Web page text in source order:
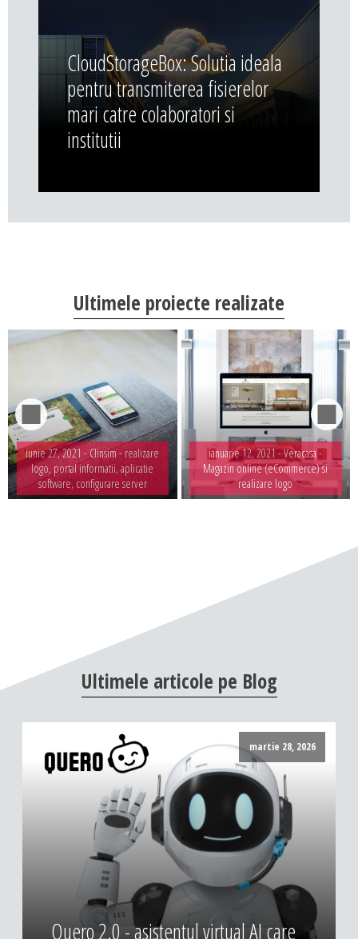
CloudStorageBox: Solutia ideala
pentru transmiterea fisierelor
mari catre colaboratori si
institutii
Ultimele proiecte realizate
iunie 27, 2021 - Clinsim - realizare
logo, portal informatii, aplicatie
software, configurare server
ianuarie 12, 2021 -Veracasa -
Magazin online (eCommerce) si
realizare logo
Ultimele articole pe Blog
martie 28, 2026
Quero 2.0 - asistentul virtual AI care